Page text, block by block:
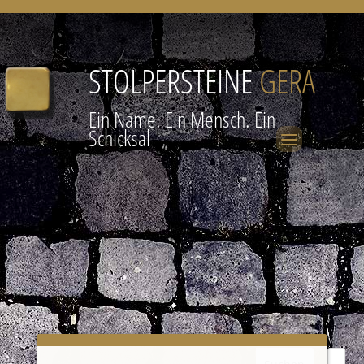
STOLPERSTEINEGERA
Ein Name. Ein Mensch. Ein
Schicksal